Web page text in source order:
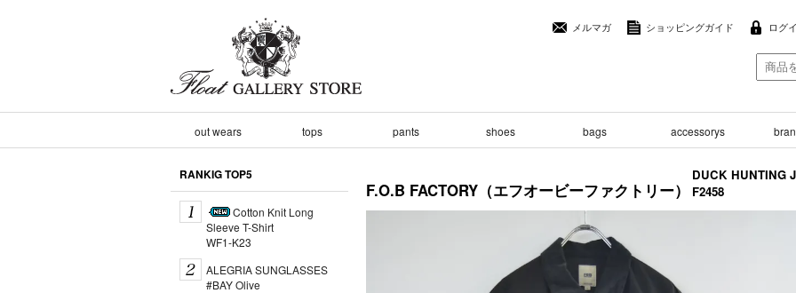
メルマガ ショッピングガイド ログ
out wears tops pants shoes bags accessorys
RANKIG TOP5
Cotton Knit Long
Sleeve T-Shirt
WF1-K23
ALEGRIA SUNGLASSES
#BAY Olive
F.O.B FACTORY（エフオービーファクトリー）
DUCK HUNTING
F2458